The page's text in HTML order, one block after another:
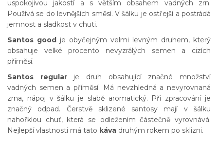
uspokojivou jakostí a s větším obsahem vadných zrn.
Používá se do levnějších směsí. V šálku je ostřejší a postrádá
jemnost a sladkost v chuti.
Santos good je obyčejným velmi levným druhem, který
obsahuje velké procento nevyzrálých semen a cizích
příměsí.
Santos regularje druh obsahující značné množství
vadných semen a příměsí. Má nevzhledná a nevyrovnaná
zrna, nápoj v šálku je slabě aromatický. Při zpracování je
značný odpad. Čerstvě sklizené santosy mají v šálku
nahořklou chuť, která se odležením částečně vyrovnává.
Nejlepší vlastnosti má tato káva druhým rokem po sklizni.